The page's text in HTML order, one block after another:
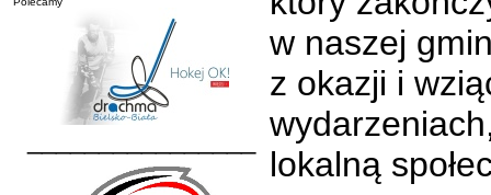
w naszej
z okazji i
lokalną